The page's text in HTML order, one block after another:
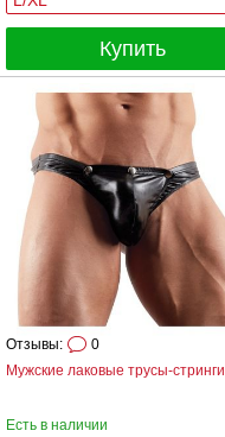
Купить
Мужские лаковые трусы-стринги
Отзывы: 0
Есть в наличии